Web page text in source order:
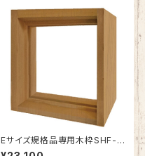
Eサイズ規格品専用木枠SHF-Z
E1